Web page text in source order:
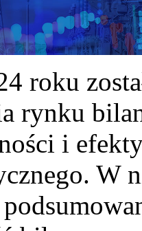
roku
rynku
i
W